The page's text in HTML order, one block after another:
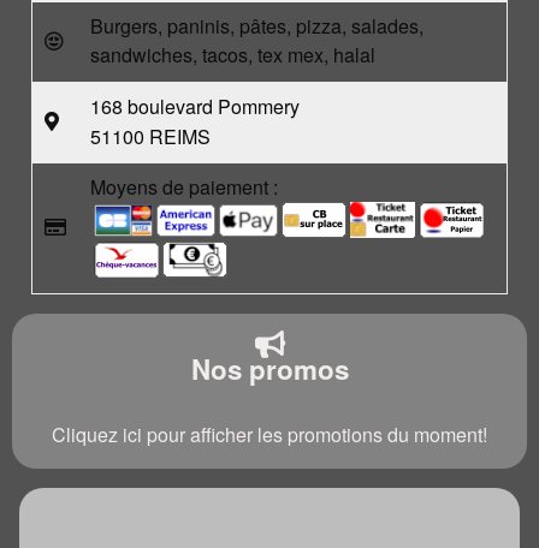
Burgers, paninis, pâtes, pizza, salades,
sandwiches, tacos, tex mex, halal
168 boulevard Pommery
51100 REIMS
Moyens de paiement :
Nos promos
Cliquez ici pour afficher les promotions du moment!